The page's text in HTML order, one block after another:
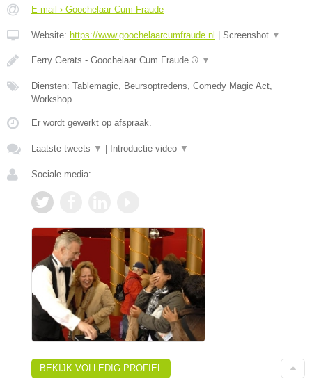
E-mail › Goochelaar Cum Fraude
Website: https://www.goochelaarcumfraude.nl | Screenshot ▼
Ferry Gerats - Goochelaar Cum Fraude ® ▼
Diensten: Tablemagic, Beursoptredens, Comedy Magic Act,
Workshop
Er wordt gewerkt op afspraak.
Laatste tweets ▼ | Introductie video ▼
Sociale media:
BEKIJK VOLLEDIG PROFIEL